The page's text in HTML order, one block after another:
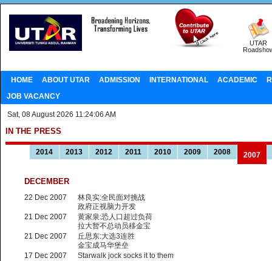
UTAR
HOME ABOUT UTAR ADMISSION INTERNATIONAL ACADEMIC
JOB VACANCY
Sat, 08 August 2026 11:24:06 AM
IN THE PRESS
2014 2013 2012 2011 2010 2009 2008 2007
DECEMBER
22 Dec 2007
林良实:全民面对挑战
政府正视脑力开发
21 Dec 2007
黄家泉:恐人口超过负荷
拉大暂不总动员移金宝
21 Dec 2007
丘思东:大选3连胜
金宝成马华堡垒
17 Dec 2007
Starwalk jock socks it to them